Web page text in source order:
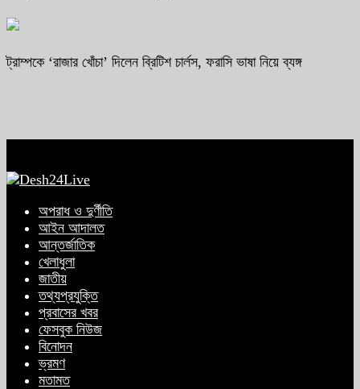
ট্রাম্পকে ‘রাজার খোঁচা’ দিলেন ব্রিটিশ চার্লস, ফরাসি ভাষা নিয়ে ব্যঙ্গ
অপরাধ ও দুর্ণীতি
আইন আদালত
আন্তর্জাতিক
খেলাধুলা
জাতীয়
তথ্যপ্রযুক্তি
প্রবাসের খবর
ফেসবুক নিউজ
বিনোদন
ভ্রমণ
মতামত